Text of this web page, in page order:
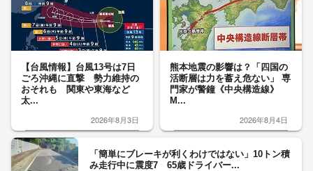
【台風情報】台風13号は7日
ごろ沖縄に直撃 勢力維持の
おそれも 関東や東海など
太...
2026年8月3日
熊本地震の影響は？「四国の
活断層は力を蓄え危ない」 専
門家が警鐘《中央構造線》
M...
2026年8月4日
「簡単にブレーキが利くわけではない」10トン積
み走行中に震度7 65歳ドライバー...